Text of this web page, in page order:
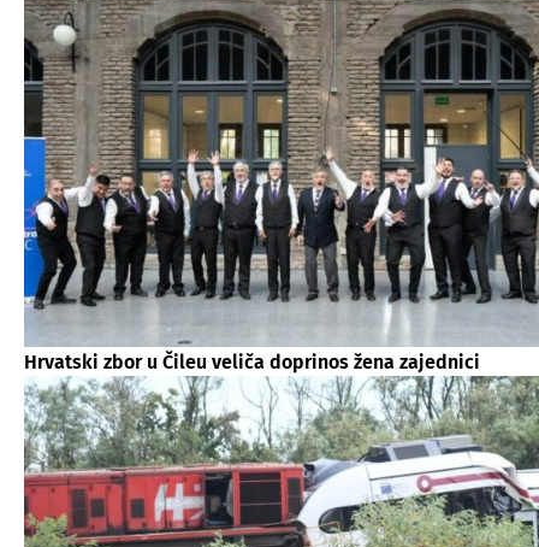
Hrvatski zbor u Čileu veliča doprinos žena zajednici